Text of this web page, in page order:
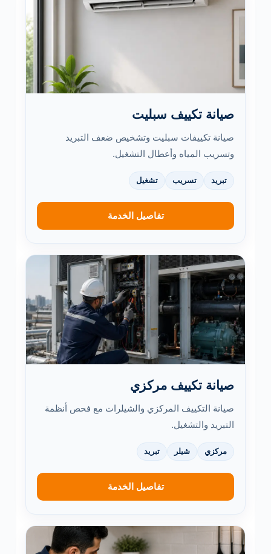
صيانة تكييف سبليت
صيانة تكييفات سبليت وتشخيص ضعف التبريد
وتسريب المياه وأعطال التشغيل.
تبريد تسريب تشغيل
تفاصيل الخدمة
صيانة تكييف مركزي
صيانة التكييف المركزي والشيلرات مع فحص أنظمة
التبريد والتشغيل.
مركزي شيلر تبريد
تفاصيل الخدمة